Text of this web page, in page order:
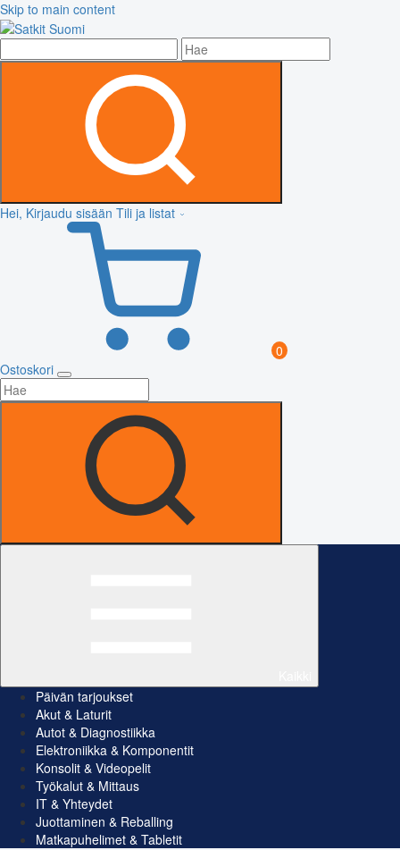
Skip to main content
Hei, Kirjaudu sisään Tili ja listat
0
Ostoskori
Päivän tarjoukset
Akut & Laturit
Autot & Diagnostiikka
Elektroniikka & Komponentit
Konsolit & Videopelit
Työkalut & Mittaus
IT & Yhteydet
Juottaminen & Reballing
Matkapuhelimet & Tabletit